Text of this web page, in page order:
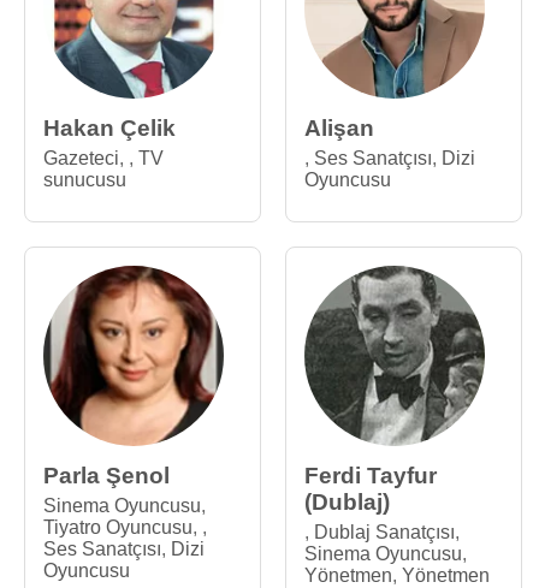
Hakan Çelik
Gazeteci, , TV
sunucusu
Alişan
, Ses Sanatçısı, Dizi
Oyuncusu
Parla Şenol
Sinema Oyuncusu,
Tiyatro Oyuncusu, ,
Ses Sanatçısı, Dizi
Oyuncusu
Ferdi Tayfur
(Dublaj)
, Dublaj Sanatçısı,
Sinema Oyuncusu,
Yönetmen, Yönetmen